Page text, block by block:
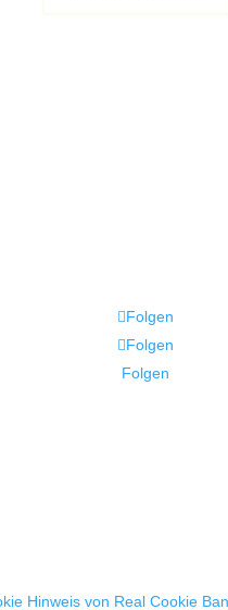
Folgen
Folgen
Folgen
Hinweis von Real Cookie